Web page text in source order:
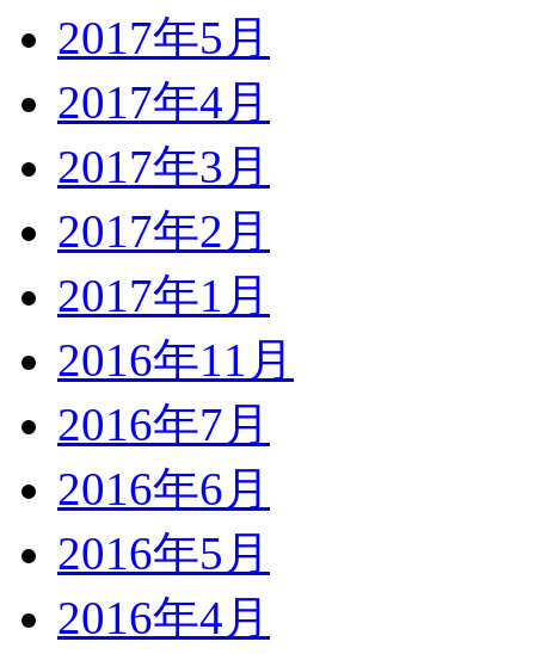
2017年5月
2017年4月
2017年3月
2017年2月
2017年1月
2016年11月
2016年7月
2016年6月
2016年5月
2016年4月